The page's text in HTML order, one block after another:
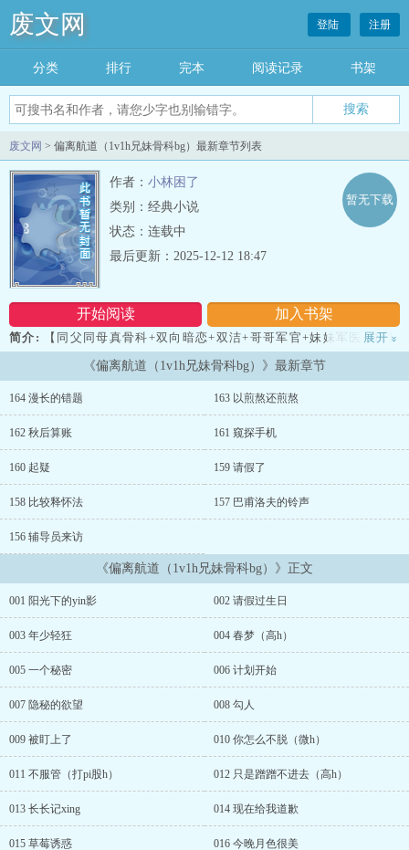
废文网 登陆 注册
分类 排行 完本 阅读记录 书架
废文网 > 偏离航道（1v1h兄妹骨科bg）最新章节列表
作者： 小林困了
类别：经典小说
状态：连载中
开始阅读 加入书架
暂无下载
最后更新：2025-12-12 18:47
简介:
【同父同母真骨科+双向暗恋+双洁+哥哥军官+妹妹军医+HE】
食用须知：1、剧情rou，除了番外不会为rou而rou，也不会一上来就
直接做，兄妹禁忌就是要道德和情感拉扯，不然与普通rou文有什么区
别？2、作者写作节奏比较慢，尽量做到文rou均衡。在别的地方，还
法了，就多写点。近期都是日更，后面热情消退了再说。剧情简介：
作为25岁的一杠三星，虞峥嵘的优秀整个军区大院的人都有目共睹。
他就像是一颗明亮的太阳，牢牢地挂在天上，覆盖住了同辈人的光
辉，也吸引着同辈姑娘如向日葵一般围着他转。作为他的亲妹妹，整
日哥哥长哥哥短的虞晚桐也被当作向日葵中的一朵，但只有她自己知
道，她想做的不是向日葵，而是太阳的祭祀——离他最近，得他眷
顾，永远受到他独一无二的宠ai。而对虞峥嵘来说，人生本是广阔的
大海，是无论何时起锚都能乘风破浪的无拘之旅，直到他命中注定的
灯塔，出现在生命中，他才意识到自己自己从来不想做那艘短暂停泊
后，从此渐行渐远的船。当他在灯塔下久久停留却不曾下船，以为这
一生就将这样混沌地守候时，他才发现灯塔是一艘同样在航行的小
船。他们并肩而行，在无尽黑沉的海上，划开只有他们看得到的波
偏航。ps：故事从女主18岁高考那年开始，大概是钓系妹妹和口嫌体
正直哥哥……年龄差不小，所以前期只有哥是军人）作者其实不太有
节cao一女的，奈何骨科在作者心中地位特别，所以此文基调十分纯
ai，没有插足，没有假对象，没有和第三人有任何的暧昧。可以h，也
可以高h，但是哥妹之间不会有外人，番外也绝对不会出现多人……属
于把1v1焊死在车门上……但是就算这样也不会是纯甜文……至亲至
疏兄妹，哥妹还有一个敏锐的妈，封建的爸……只能说前路坎坷。唯
一一点就是哥妹都从军所以不至于被紧bi着谈恋ai结婚，毕竟一年到
头不着家。以及小林是编故事的不是搞记实文学的，所以和现实有出
入的常识ooc请放过QwQ。...
展开 »
《偏离航道（1v1h兄妹骨科bg）》最新章节
164 漫长的错题 163 以煎熬还煎熬
162 秋后算账 161 窥探手机
160 起疑 159 请假了
158 比较释怀法 157 巴甫洛夫的铃声
156 辅导员来访
《偏离航道（1v1h兄妹骨科bg）》正文
001 阳光下的yin影 002 请假过生日
003 年少轻狂 004 春梦（高h）
005 一个秘密 006 计划开始
007 隐秘的欲望 008 勾人
009 被盯上了 010 你怎么不脱（微h）
011 不服管（打pi股h） 012 只是蹭蹭不进去（高h）
013 长长记xing 014 现在给我道歉
015 草莓诱惑 016 今晚月色很美